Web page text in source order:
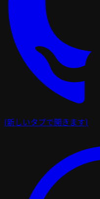
(新しいタブで開きます)